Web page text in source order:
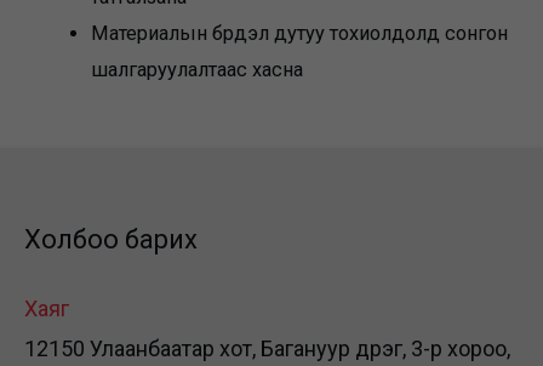
Материалын бүрдэл дутуу тохиолдолд сонгон
шалгаруулалтаас хасна
Холбоо барих
Хаяг
12150 Улаанбаатар хот, Багануур дүүрэг, 3-р хороо,